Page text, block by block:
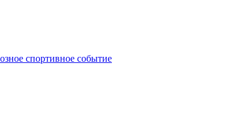
спортивное событие